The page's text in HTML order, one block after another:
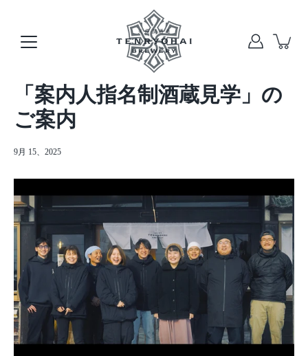
「案内人指名制酒蔵見学」の
ご案内
9月 15、2025